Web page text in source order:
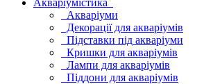
Акваріумістика
Акваріуми
Декорації для акваріумів
Підставки під акваріуми
Кришки для акваріумів
Лампи для акваріумів
Піддони для акваріумів